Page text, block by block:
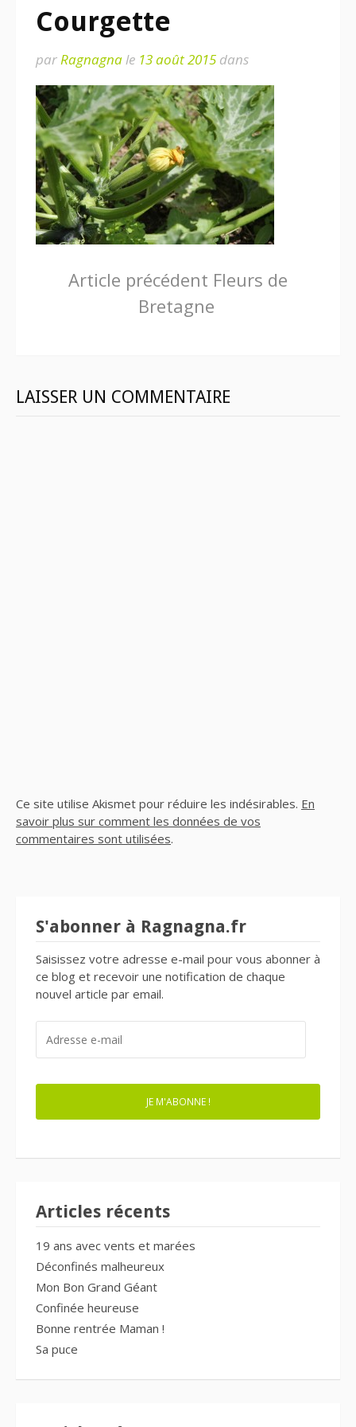
Courgette
parRagnagnale 13 août 2015 dans
LireArticle précédent Fleurs de
Bretagne
LAISSER UN COMMENTAIRE
Ce site utilise Akismet pour réduire les indésirables. En
savoir plus sur comment les données de vos
commentaires sont utilisées.
S'abonner à Ragnagna.fr
Saisissez votre adresse e-mail pour vous abonner à
ce blog et recevoir une notification de chaque
nouvel article par email.
MAIL
JE M'ABONNE !
Articles récents
19 ans avec vents et marées
Déconfinés malheureux
Mon Bon Grand Géant
Confinée heureuse
Bonne rentrée Maman !
Sa puce